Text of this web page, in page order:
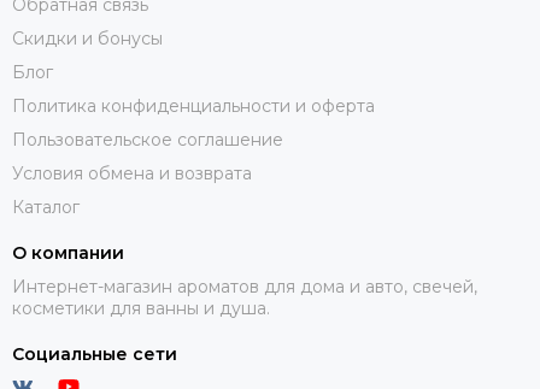
Скидки и бонусы
Блог
Политика конфиденциальности и оферта
Пользовательское соглашение
Условия обмена и возврата
Каталог
О компании
Интернет-магазин ароматов для дома и авто, свечей,
косметики для ванны и душа.
Социальные сети